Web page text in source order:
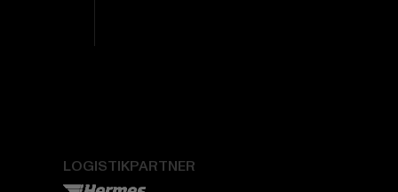
LOGISTIKPARTNER